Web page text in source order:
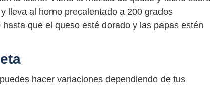
lleva al horno precalentado a 200 grados
que el queso esté dorado y las papas estén
hacer variaciones dependiendo de tus